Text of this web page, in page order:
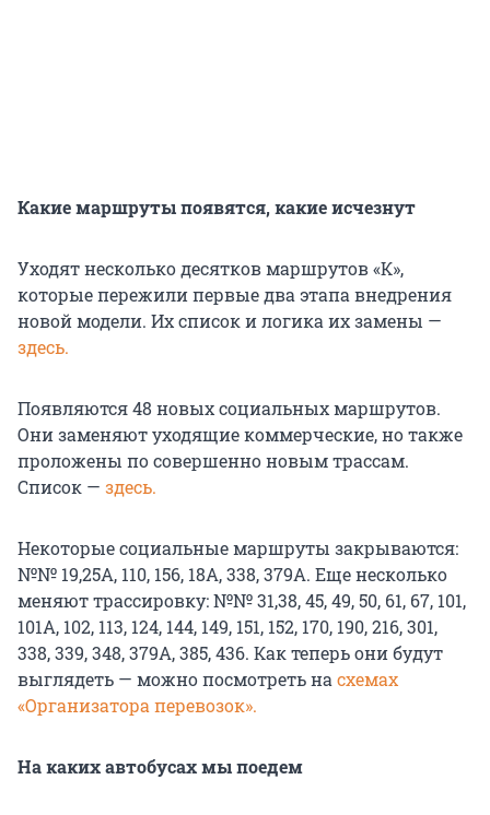
Какие маршруты появятся, какие исчезнут
Уходят несколько десятков маршрутов «К»,
которые пережили первые два этапа внедрения
новой модели. Их список и логика их замены —
здесь.
Появляются 48 новых социальных маршрутов.
Они заменяют уходящие коммерческие, но также
проложены по совершенно новым трассам.
Список — здесь.
Некоторые социальные маршруты закрываются:
№№ 19,25А, 110, 156, 18А, 338, 379А. Еще несколько
меняют трассировку: №№ 31,38, 45, 49, 50, 61, 67, 101,
101А, 102, 113, 124, 144, 149, 151, 152, 170, 190, 216, 301,
338, 339, 348, 379А, 385, 436. Как теперь они будут
выглядеть — можно посмотреть насхемах
«Организатора перевозок».
На каких автобусах мы поедем